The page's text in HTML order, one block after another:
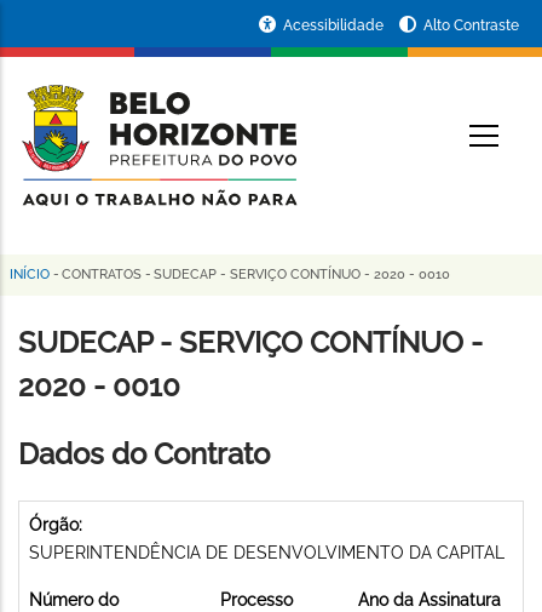
conteúdo
principal
da
Prefeitura
de
Horizonte
Acessibilidade Alto Contraste
Trilha
de
navegação
INÍCIO - CONTRATOS - SUDECAP - SERVIÇO CONTÍNUO - 2020 - 0010
SUDECAP - SERVIÇO CONTÍNUO -
2020 - 0010
Dados do Contrato
Órgão:
SUPERINTENDÊNCIA DE DESENVOLVIMENTO DA CAPITAL
Número do
Processo
Ano da Assinatura